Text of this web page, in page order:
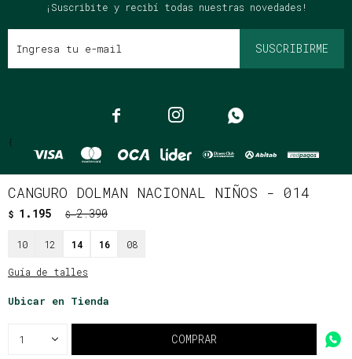
CANGURO DOLMAN NACIONAL NIÑOS - 014
$ 1.195 $ 2.390
10 12 14 16 08
Guía de talles
Ubicar en Tienda
1 COMPRAR
¡Suscribite y recibí todas nuestras novedades!
SUSCRIBIRME
  
{
Fenicio